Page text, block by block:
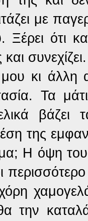
με
ότι
και
κι άλλη
Τα
της
Η όψη
την